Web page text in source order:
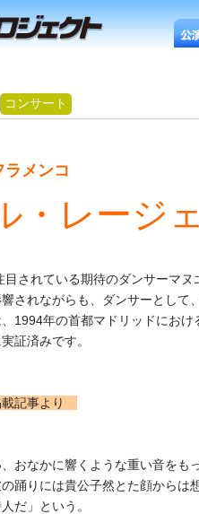
コンサート
ラメンコ
・レージ
されている期待のダンサーマヌ
されながらも、ダンサーとして
1994年の首都マドリッドにお
証済みです。
記事より
おなかに響くような重い音をも
踊りには貴公子然とた顔からは
だ」という。